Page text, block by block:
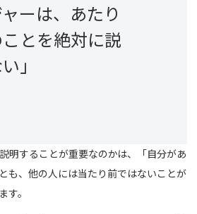
ーは、あたり
ことを絶対に説
」
明することが重要なのかは、「自分があ
も、他の人には当たり前ではないことが
す。